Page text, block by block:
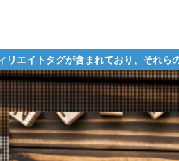
ており、それらの購入や会員の成約